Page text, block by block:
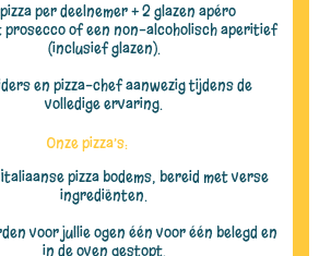
per deelnemer + 2 glazen apéro
prosecco of een non-alcoholisch aperitief
(inclusief glazen).
en pizza-chef aanwezig tijdens de
volledige ervaring.
Onze pizza’s:
pizza bodems, bereid met verse
ingrediënten.
voor jullie ogen één voor één belegd en
in de oven gestopt.